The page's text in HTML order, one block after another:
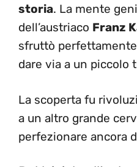
storia. La mente
dell’austriaco Franz
sfruttò
dare via a un piccolo
La scoperta fu
a un altro grande
perfezionare ancora